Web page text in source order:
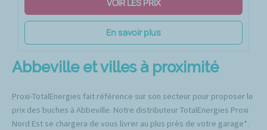
VOIR LES PRIX
En savoir plus
Abbeville et villes à proximité
Proxi-TotalEnergies fait référence sur son secteur pour proposer le
prix des buches à Abbeville. Notre distributeur TotalEnergies Proxi
Nord Est se chargera de vous livrer au plus près de votre garage*.